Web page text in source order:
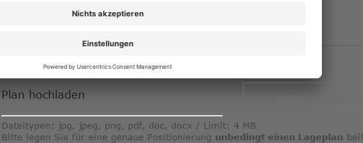
Plan hochladen
Dateitypen: jpg, jpeg, png, pdf, doc, docx
Limit: 4 MB
Bitte legen Sie für eine genaue Positionierung unbedingt einen Lageplan bei!